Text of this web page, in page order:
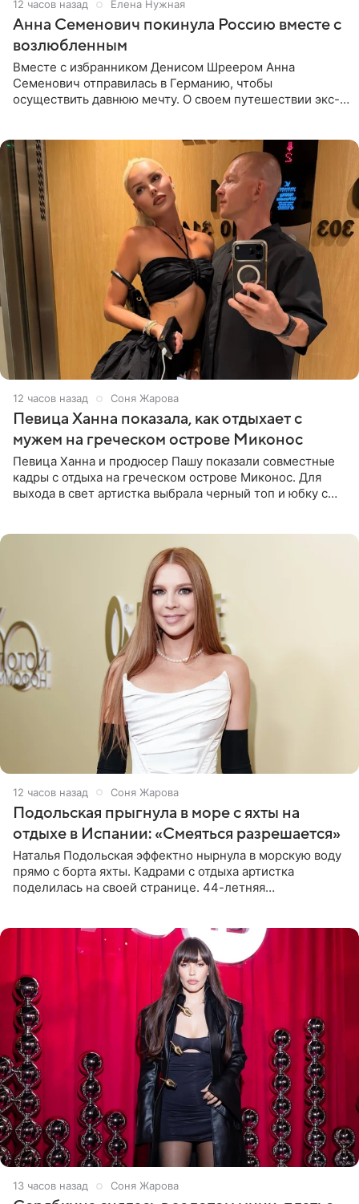
12 часов назад Елена Нужная
Анна Семенович покинула Россию вместе с
возлюбленным
Вместе с избранником Денисом Шреером Анна
Семенович отправилась в Германию, чтобы
осуществить давнюю мечту. О своем путешествии экс-
12 часов назад Соня Жарова
Певица Ханна показала, как отдыхает с
мужем на греческом острове Миконос
Певица Ханна и продюсер Пашу показали совместные
кадры с отдыха на греческом острове Миконос. Для
выхода в свет артистка выбрала черный топ и юбку с
12 часов назад Соня Жарова
Подольская прыгнула в море с яхты на
отдыхе в Испании: «Смеяться разрешается»
Наталья Подольская эффектно нырнула в морскую воду
прямо с борта яхты. Кадрами с отдыха артистка
поделилась на своей странице. 44-летняя
13 часов назад Соня Жарова